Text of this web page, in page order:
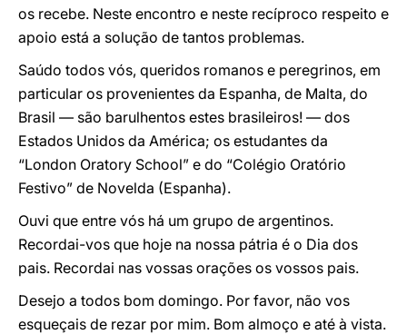
os recebe. Neste encontro e neste recíproco respeito e
apoio está a solução de tantos problemas.
Saúdo todos vós, queridos romanos e peregrinos, em
particular os provenientes da Espanha, de Malta, do
Brasil — são barulhentos estes brasileiros! — dos
Estados Unidos da América; os estudantes da
“London Oratory School” e do “Colégio Oratório
Festivo” de Novelda (Espanha).
Ouvi que entre vós há um grupo de argentinos.
Recordai-vos que hoje na nossa pátria é o Dia dos
pais. Recordai nas vossas orações os vossos pais.
Desejo a todos bom domingo. Por favor, não vos
esqueçais de rezar por mim. Bom almoço e até à vista.